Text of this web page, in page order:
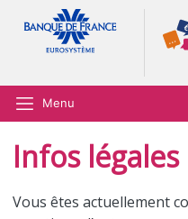
Aller au contenu principal
Menu
Infos légales
Vous êtes actuellement